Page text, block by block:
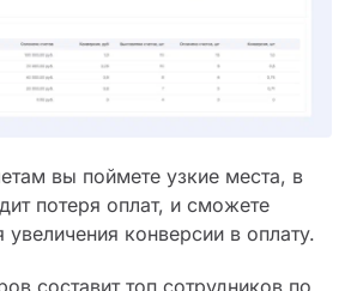
вы поймете узкие места, в
потеря оплат, и сможете
конверсии в оплату.
составит топ сотрудников по